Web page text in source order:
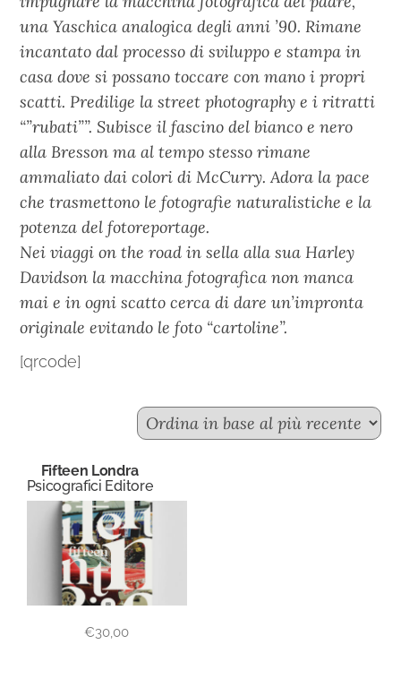
una Yaschica analogica degli anni ’90. Rimane
incantato dal processo di sviluppo e stampa in
casa dove si possano toccare con mano i propri
scatti. Predilige la street photography e i ritratti
“”rubati””. Subisce il fascino del bianco e nero
alla Bresson ma al tempo stesso rimane
ammaliato dai colori di McCurry. Adora la pace
che trasmettono le fotografie naturalistiche e la
potenza del fotoreportage.
Nei viaggi on the road in sella alla sua Harley
Davidson la macchina fotografica non manca
mai e in ogni scatto cerca di dare un’impronta
originale evitando le foto “cartoline”.
[qrcode]
Fifteen Londra
Psicografici Editore
€30,00